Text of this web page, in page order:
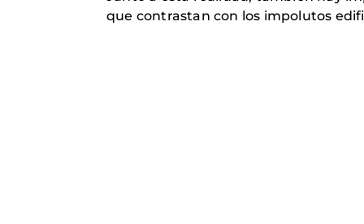
que contrastan con los impolutos